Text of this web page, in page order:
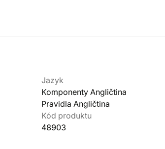
Jazyk
Komponenty Angličtina
Pravidla Angličtina
Kód produktu
48903